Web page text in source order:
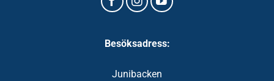
Besöksadress:
Junibacken